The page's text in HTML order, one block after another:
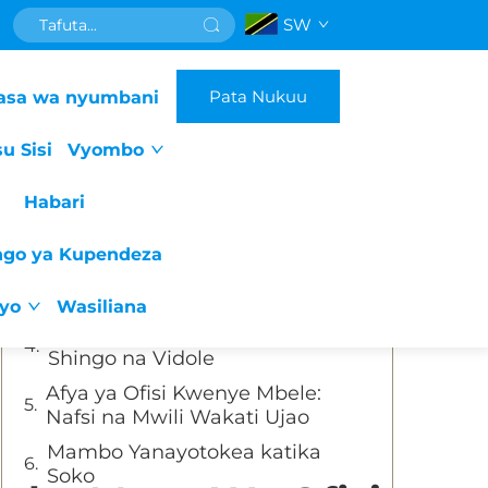
SW
wa nyumbani
Sisi Vyombo
Habari
ya Kupendeza
Wasiliana
Pata Nukuu
Orodha ya Mada
Kwa nini Afya ya Ofisi Ina
Vifaa ya Kuosha Shingo na
Mapambo Katika Kazi
Mambo Yanayokuja Katika Vifaa
2025
Shingo na Vidole
Afya ya Ofisi Kwenye Mbele:
Nafsi na Mwili Wakati Ujao
Mambo Yanayotokea katika
Soko